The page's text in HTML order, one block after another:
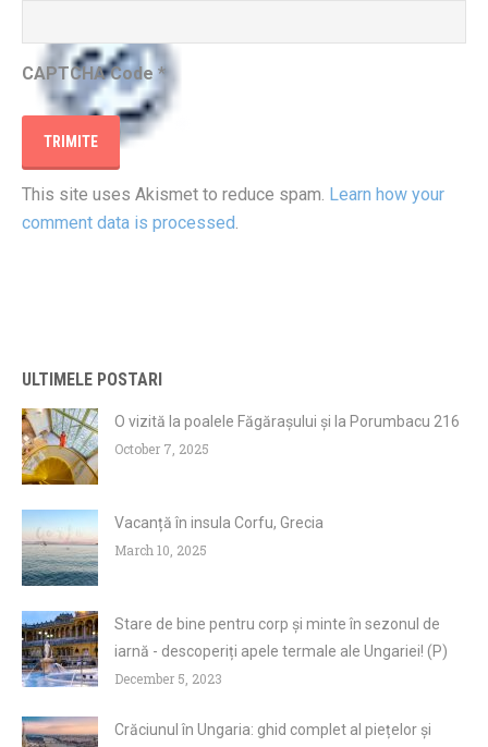
CAPTCHA Code *
This site uses Akismet to reduce spam. Learn how your
comment data is processed.
ULTIMELE POSTARI
O vizită la poalele Făgărașului și la Porumbacu 216
October 7, 2025
Vacanță în insula Corfu, Grecia
March 10, 2025
Stare de bine pentru corp și minte în sezonul de
iarnă - descoperiți apele termale ale Ungariei! (P)
December 5, 2023
Crăciunul în Ungaria: ghid complet al piețelor și